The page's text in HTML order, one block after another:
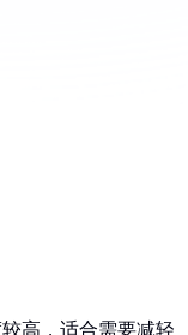
高，适合需要减轻